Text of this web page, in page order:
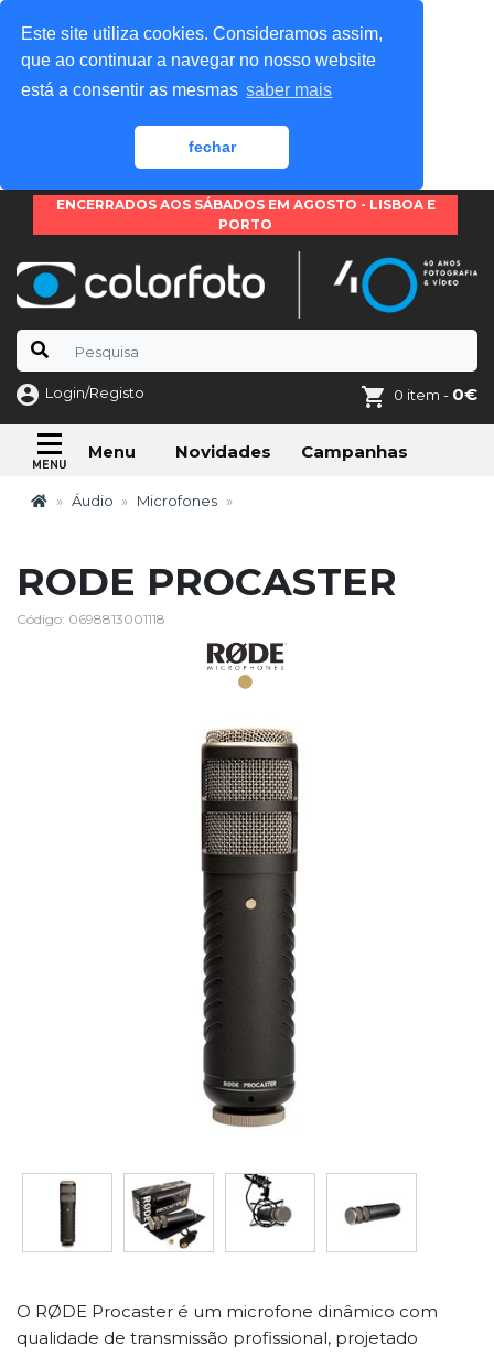
Este site utiliza cookies. Consideramos assim,
que ao continuar a navegar no nosso website
está a consentir as mesmas saber mais
fechar
ENCERRADOS AOS SÁBADOS EM AGOSTO - LISBOA E
PORTO
Login/Registo 0 item - 0€
Menu Novidades Campanhas
Áudio Microfones
RODE PROCASTER
Código: 0698813001118
O RØDE Procaster é um microfone dinâmico com
qualidade de transmissão profissional, projetado